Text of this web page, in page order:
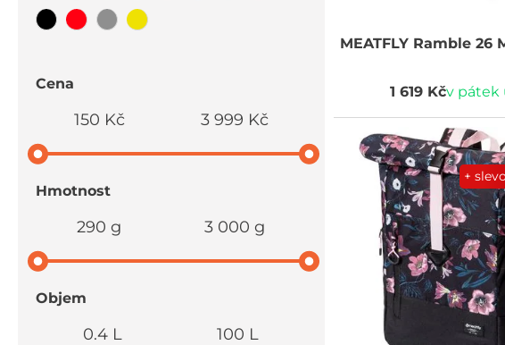
Cena
150 Kč 3 999 Kč
Hmotnost
290 g 3 000 g
Objem
0.4 L 100 L
MEATFLYRamble 26
1 619 Kčv pátek
+